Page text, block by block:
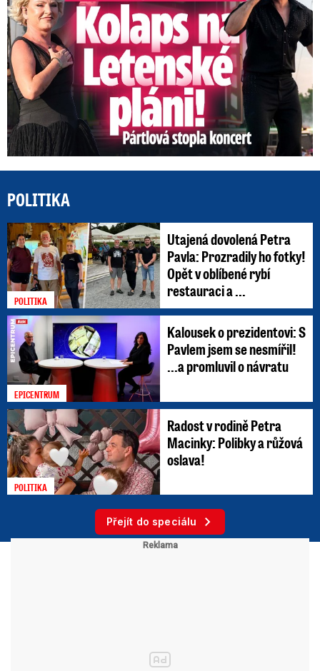
POLITIKA
POLITIKA
Utajená dovolená Petra
Pavla: Prozradily ho fotky!
Opět v oblíbené rybí
restauraci a ...
EPICENTRUM
Kalousek o prezidentovi: S
Pavlem jsem se nesmířil!
...a promluvil o návratu
POLITIKA
Radost v rodině Petra
Macinky: Polibky a růžová
oslava!
Přejít do speciálu